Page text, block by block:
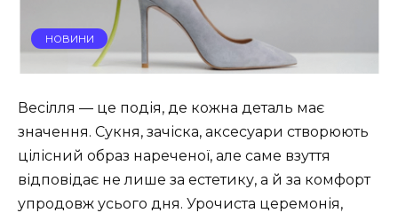
НОВИНИ
Весілля — це подія, де кожна деталь має
значення. Сукня, зачіска, аксесуари створюють
цілісний образ нареченої, але саме взуття
відповідає не лише за естетику, а й за комфорт
упродовж усього дня. Урочиста церемонія,